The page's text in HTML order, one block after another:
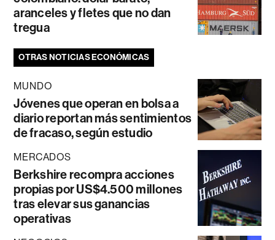
aranceles y fletes que no dan
tregua
OTRAS NOTICIAS ECONÓMICAS
MUNDO
Jóvenes que operan en bolsa a
diario reportan más sentimientos
de fracaso, según estudio
MERCADOS
Berkshire recompra acciones
propias por US$4.500 millones
tras elevar sus ganancias
operativas